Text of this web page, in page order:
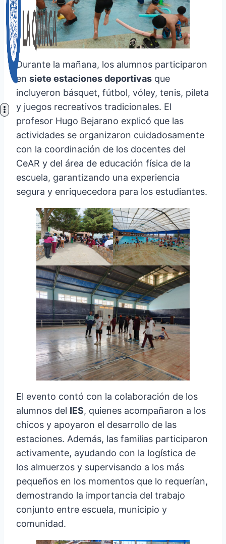
Durante la mañana, los alumnos participaron
en siete estaciones deportivas que
incluyeron básquet, fútbol, vóley, tenis, pileta
y juegos recreativos tradicionales. El
profesor Hugo Bejarano explicó que las
actividades se organizaron cuidadosamente
con la coordinación de los docentes del
CeAR y del área de educación física de la
escuela, garantizando una experiencia
segura y enriquecedora para los estudiantes.
El evento contó con la colaboración de los
alumnos del IES, quienes acompañaron a los
chicos y apoyaron el desarrollo de las
estaciones. Además, las familias participaron
activamente, ayudando con la logística de
los almuerzos y supervisando a los más
pequeños en los momentos que lo requerían,
demostrando la importancia del trabajo
conjunto entre escuela, municipio y
comunidad.